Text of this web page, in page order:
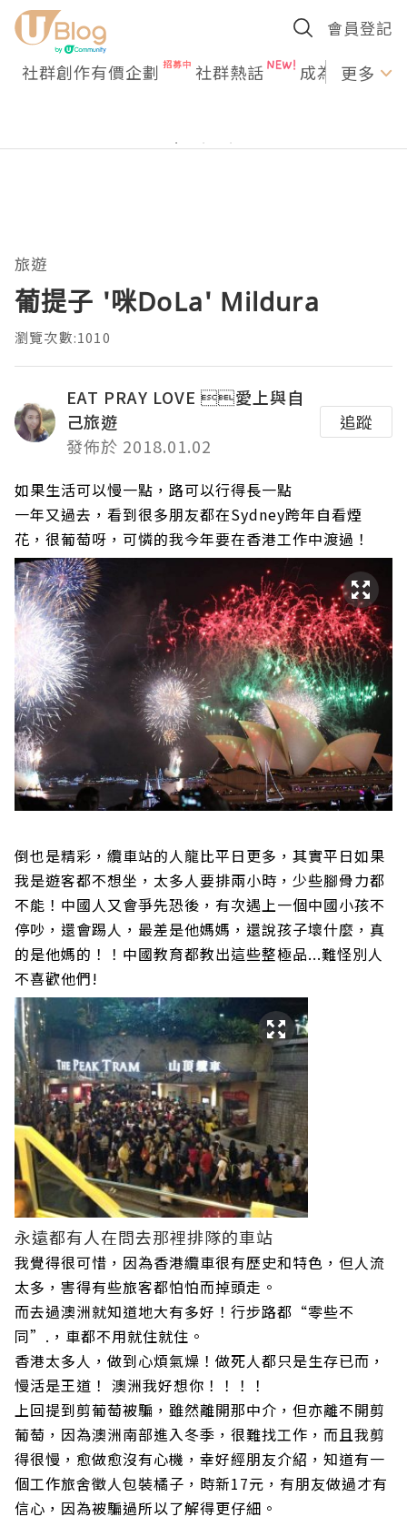
會員登記
社群創作有價企劃 社群熱話 成為U更多
旅遊
葡提子 '咪DoLa' Mildura
瀏覽次數:1010
EAT PRAY LOVE 愛上與自
己旅遊
發佈於 2018.01.02
追蹤
如果生活可以慢一點，路可以行得長一點
一年又過去，看到很多朋友都在Sydney跨年自看煙
花，很葡萄呀，可憐的我今年要在香港工作中渡過！
倒也是精彩，纜車站的人龍比平日更多，其實平日如果
我是遊客都不想坐，太多人要排兩小時，少些腳骨力都
不能！中國人又會爭先恐後，有次遇上一個中國小孩不
停吵，還會踢人，最差是他媽媽，還說孩子壞什麼，真
的是他媽的！！中國教育都教出這些整極品...難怪別人
不喜歡他們!
永遠都有人在問去那裡排隊的車站
我覺得很可惜，因為香港纜車很有歷史和特色，但人流
太多，害得有些旅客都怕怕而掉頭走。
而去過澳洲就知道地大有多好！行步路都“零些不
同”.，車都不用就住就住。
香港太多人，做到心煩氣燥！做死人都只是生存已而，
慢活是王道！ 澳洲我好想你！！！！
上回提到剪葡萄被騙，雖然離開那中介，但亦離不開剪
葡萄，因為澳洲南部進入冬季，很難找工作，而且我剪
得很慢，愈做愈沒有心機，幸好經朋友介紹，知道有一
個工作旅舍徵人包裝橘子，時新17元，有朋友做過才有
信心，因為被騙過所以了解得更仔細。